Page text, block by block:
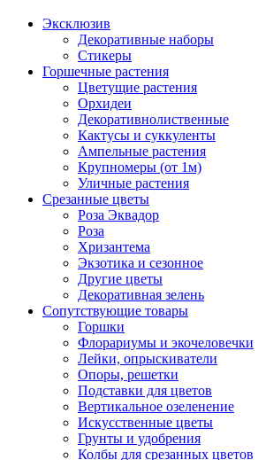
Эксклюзив
Декоративные наборы
Стикеры
Горшечные растения
Цветущие растения
Орхидеи
Декоративнолиственные
Кактусы и суккуленты
Ампельные растения
Крупномеры (от 1м)
Уличные растения
Срезанные цветы
Роза Эквадор
Роза
Хризантема
Экзотика и сезонное
Другие цветы
Декоративная зелень
Сопутствующие товары
Горшки
Флорариумы и экочеловечки
Лейки, опрыскиватели
Опоры, решетки
Подставки для цветов
Вертикальное озеленение
Искусственные цветы
Грунты и удобрения
Колбы для срезанных цветов